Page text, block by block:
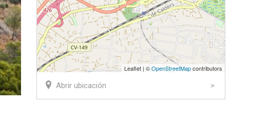
Leaflet | ©OpenStreetMapcontributors
Abrir ubicación